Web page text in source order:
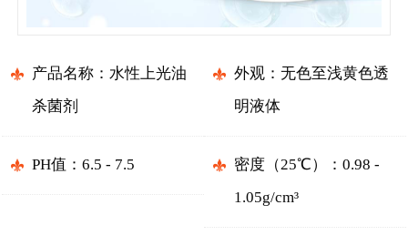
产品名称：水性上光油
杀菌剂
外观：无色至浅黄色透
明液体
PH值：6.5 - 7.5
密度（25℃）：0.98 -
1.05g/cm³